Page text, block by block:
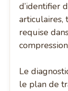
d’identifier
articulaires,
requise
Le
le plan de